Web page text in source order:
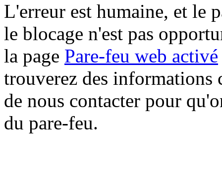
L'erreur est humaine, et le
le blocage n'est pas
la page Pare-feu web activé
trouverez des informations
de nous contacter pour
du pare-feu.